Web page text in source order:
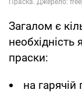
Загалом є
праски:
на гарячій